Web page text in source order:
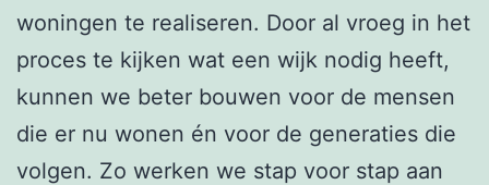
woningen te realiseren. Door al vroeg in het
proces te kijken wat een wijk nodig heeft,
kunnen we beter bouwen voor de mensen
die er nu wonen én voor de generaties die
volgen. Zo werken we stap voor stap aan